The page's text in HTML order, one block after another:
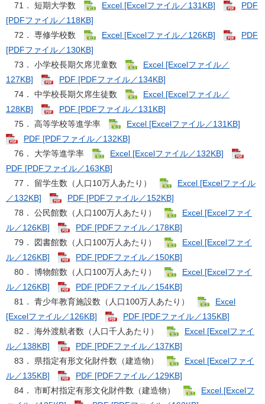
71． 短期大学数
Excel [Excelファイル／131KB]
PDF
[PDFファイル／118KB]
72． 専修学校数
Excel [Excelファイル／126KB]
PDF
[PDFファイル／130KB]
73． 小学校長期欠席児童数
Excel [Excelファイル／
127KB]
PDF [PDFファイル／134KB]
74． 中学校長期欠席生徒数
Excel [Excelファイル／
128KB]
PDF [PDFファイル／131KB]
75． 高等学校等進学率
Excel [Excelファイル／131KB]
PDF [PDFファイル／132KB]
76． 大学等進学率
Excel [Excelファイル／132KB]
PDF [PDFファイル／163KB]
77． 留学生数（人口10万人あたり）
Excel [Excelファイル
／132KB]
PDF [PDFファイル／152KB]
78． 公民館数（人口100万人あたり）
Excel [Excelファイ
ル／126KB]
PDF [PDFファイル／178KB]
79． 図書館数（人口100万人あたり）
Excel [Excelファイ
ル／126KB]
PDF [PDFファイル／150KB]
80． 博物館数（人口100万人あたり）
Excel [Excelファイ
ル／126KB]
PDF [PDFファイル／154KB]
81． 青少年教育施設数（人口100万人あたり）
Excel
[Excelファイル／126KB]
PDF [PDFファイル／135KB]
82． 海外渡航者数（人口千人あたり）
Excel [Excelファイ
ル／138KB]
PDF [PDFファイル／137KB]
83． 県指定有形文化財件数（建造物）
Excel [Excelファイ
ル／135KB]
PDF [PDFファイル／129KB]
84． 市町村指定有形文化財件数（建造物）
Excel [Excelフ